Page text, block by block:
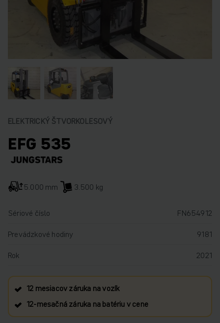
ELEKTRICKÝ ŠTVORKOLESOVÝ
EFG 535
5.000 mm 3.500 kg
Sériové číslo
FN654912
Prevádzkové hodiny
9181
Rok
2021
12 mesiacov záruka na vozík
12‑mesačná záruka na batériu v cene